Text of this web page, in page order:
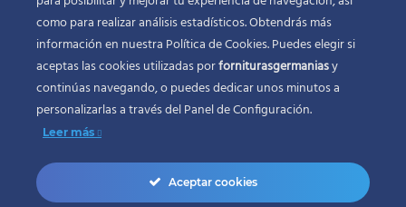
Fornituras Germanías, Calle Sevilla 2, 46006 Valencia España
Phone:96 341 53 35
Email:info@forniturasgermanias.com
como para realizar análisis estadísticos. Obtendrás más
información en nuestra Política de Cookies. Puedes elegir si
aceptas las cookies utilizadas porforniturasgermaniasy
continúas navegando, o puedes dedicar unos minutos a
personalizarlas a través delPanel de Configuración.
Leer más
Aceptar cookies